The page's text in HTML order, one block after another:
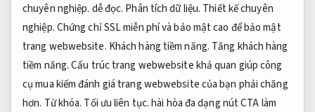
chuyên nghiệp. dễ đọc. Phân tích dữ liệu. Thiết kế chuyên
nghiệp.Chứng chỉ SSL miễn phí và bảo mật cao để bảo mật
trang webwebsite. Khách hàng tiềm năng. Tăng khách hàng
tiềm năng.Cấu trúc trang webwebsite khả quan giúp công
cụ mua kiếm đánh giá trang webwebsite của bạn phải chăng
hơn. Từ khóa. Tối ưu liên tục.hài hòa đa dạng nút CTA làm